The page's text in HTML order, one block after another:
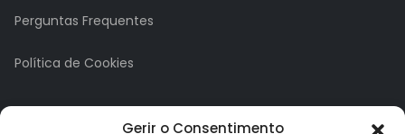
Gerir o Consentimento
Perguntas Frequentes
Política de Cookies
A minha conta